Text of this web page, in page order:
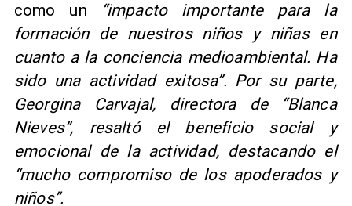
como un
“impacto importante para la
formación de nuestros niños y niñas en
cuanto a la conciencia medioambiental. Ha
sido una actividad exitosa”. Por su parte,
Georgina Carvajal, directora de “Blanca
Nieves”, resaltó el beneficio social y
emocional de la actividad, destacando el
“mucho compromiso de los apoderados y
niños”.